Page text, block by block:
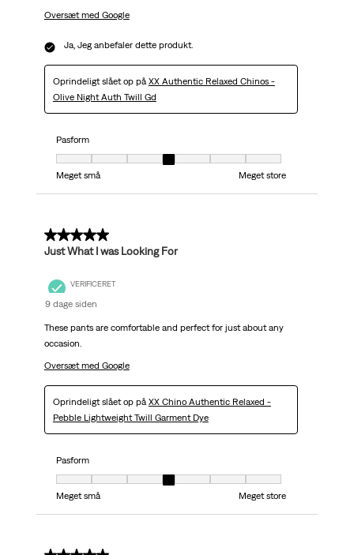
Oversæt med Google
Ja, Jeg anbefaler dette produkt.
Oprindeligt slået op på XX Authentic Relaxed Chinos -
Olive Night Auth Twill Gd
Pasform
Pasform, 4 ud af 7, hvor 1 er lig med Meget små og 7 er lig med Meget
Meget små
Meget store
5 ud af 5 stjerner.
Just What I was Looking For
VERIFICERET
9 dage siden
These pants are comfortable and perfect for just about any
occasion.
Oversæt med Google
Oprindeligt slået op på XX Chino Authentic Relaxed -
Pebble Lightweight Twill Garment Dye
Pasform
Pasform, 4 ud af 7, hvor 1 er lig med Meget små og 7 er lig med Meget
Meget små
Meget store